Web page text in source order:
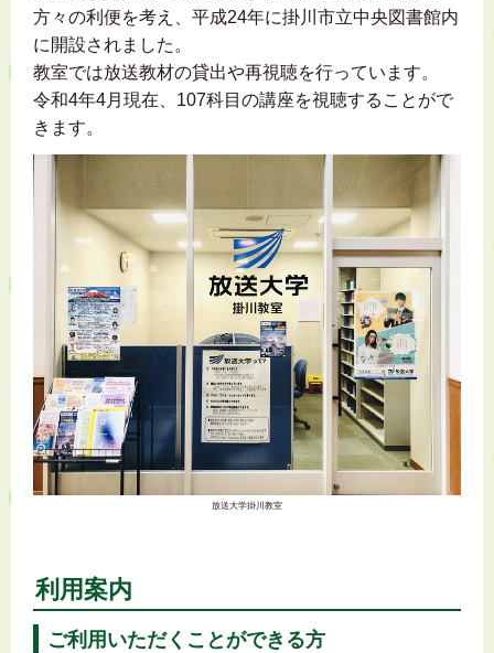
方々の利便を考え、平成24年に掛川市立中央図書館内
に開設されました。
教室では放送教材の貸出や再視聴を行っています。
令和4年4月現在、107科目の講座を視聴することがで
きます。
放送大学掛川教室
利用案内
ご利用いただくことができる方